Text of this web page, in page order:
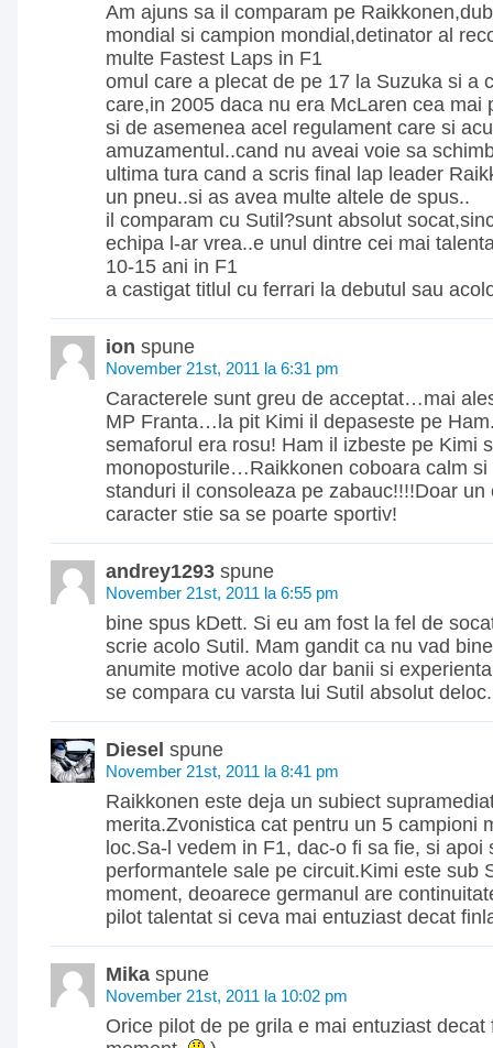
Am ajuns sa il comparam pe
mondial si campion mondial,detinator al
multe Fastest Laps in F1
omul care a plecat de pe 17 la Suzuka si a
care,in 2005 daca nu era McLaren cea mai
si de asemenea acel regulament care si
amuzamentul..cand nu aveai voie sa
ultima tura cand a scris final lap leader
un pneu..si as avea multe altele de spus..
il comparam cu Sutil?sunt absolut
echipa l-ar vrea..e unul dintre cei mai
10-15 ani in F1
a castigat titlul cu ferrari la debutul sau
ion spune
November 21st, 2011 la 6:31 pm
Caracterele sunt greu de acceptat…mai
MP Franta…la pit Kimi il depaseste pe
semaforul era rosu! Ham il izbeste pe Kimi
monoposturile…Raikkonen coboara calm si
standuri il consoleaza pe zabauc!!!!Doar un
caracter stie sa se poarte sportiv!
andrey1293 spune
November 21st, 2011 la 6:55 pm
bine spus kDett. Si eu am fost la fel de
scrie acolo Sutil. Mam gandit ca nu vad
anumite motive acolo dar banii si
se compara cu varsta lui Sutil absolut deloc.
Diesel spune
November 21st, 2011 la 8:41 pm
Raikkonen este deja un subiect
merita.Zvonistica cat pentru un 5 campioni
loc.Sa-l vedem in F1, dac-o fi sa fie, si apoi
performantele sale pe circuit.Kimi este sub
moment, deoarece germanul are
pilot talentat si ceva mai entuziast decat
Mika spune
November 21st, 2011 la 10:02 pm
Orice pilot de pe grila e mai entuziast